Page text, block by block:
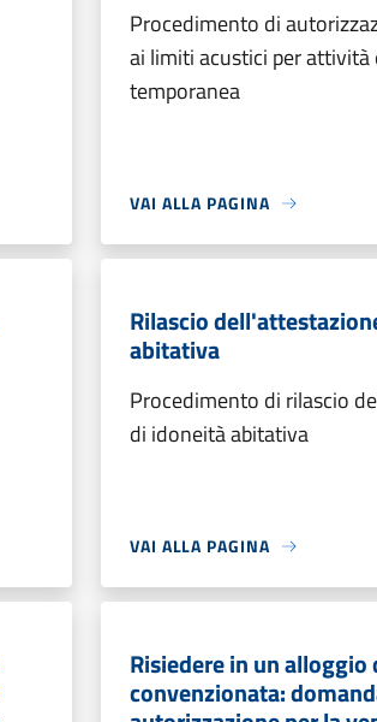
Procedimento di
ai limiti acustici per attività
temporanea
VAI ALLA PAGINA
Rilascio
abitativa
Procedimento di rilascio
di idoneità abitativa
VAI ALLA PAGINA
Risiedere in un alloggio
convenzionata: